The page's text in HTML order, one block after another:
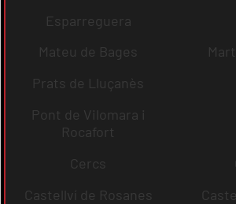
Esparreguera
Mateu de Bages
Prats de Lluçanès
Pont de Vilomara i
Rocafort
Cercs
Castellví de Rosanes